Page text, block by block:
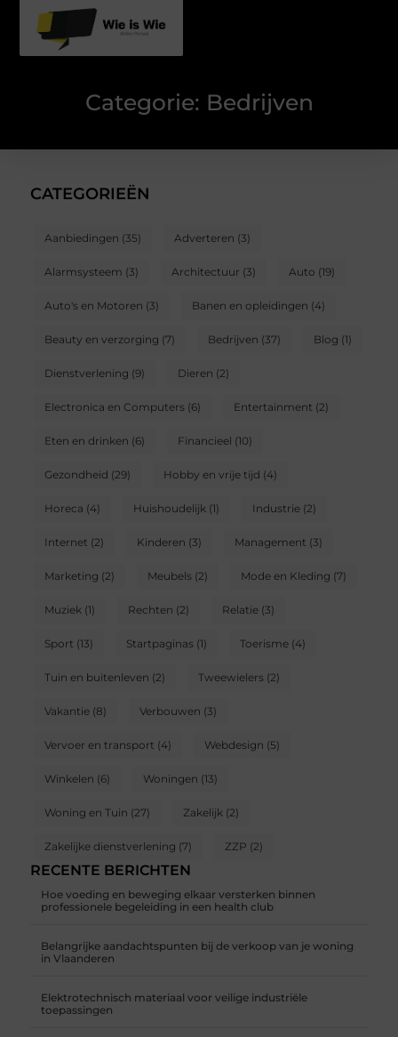
Categorie: Bedrijven
CATEGORIEËN
Aanbiedingen (35) Adverteren (3)
Alarmsysteem (3) Architectuur (3) Auto (19)
Auto's en Motoren (3) Banen en opleidingen (4)
Beauty en verzorging (7) Bedrijven (37) Blog (1)
Dienstverlening (9) Dieren (2)
Electronica en Computers (6) Entertainment (2)
Eten en drinken (6) Financieel (10)
Gezondheid (29) Hobby en vrije tijd (4)
Horeca (4) Huishoudelijk (1) Industrie (2)
Internet (2) Kinderen (3) Management (3)
Marketing (2) Meubels (2) Mode en Kleding (7)
Muziek (1) Rechten (2) Relatie (3)
Sport (13) Startpaginas (1) Toerisme (4)
Tuin en buitenleven (2) Tweewielers (2)
Vakantie (8) Verbouwen (3)
Vervoer en transport (4) Webdesign (5)
Winkelen (6) Woningen (13)
Woning en Tuin (27) Zakelijk (2)
Zakelijke dienstverlening (7) ZZP (2)
RECENTE BERICHTEN
Hoe voeding en beweging elkaar versterken binnen
professionele begeleiding in een health club
Belangrijke aandachtspunten bij de verkoop van je woning
in Vlaanderen
Elektrotechnisch materiaal voor veilige industriële
toepassingen